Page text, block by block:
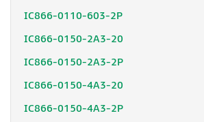
IC866-0110-603-2P
IC866-0150-2A3-20
IC866-0150-2A3-2P
IC866-0150-4A3-20
IC866-0150-4A3-2P